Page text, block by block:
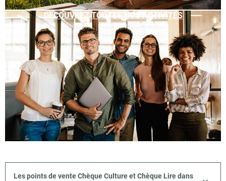
DÉCOUVREZ TOUTES NOS ACTIVITÉS
Les points de vente Chèque Culture et Chèque Lire dans